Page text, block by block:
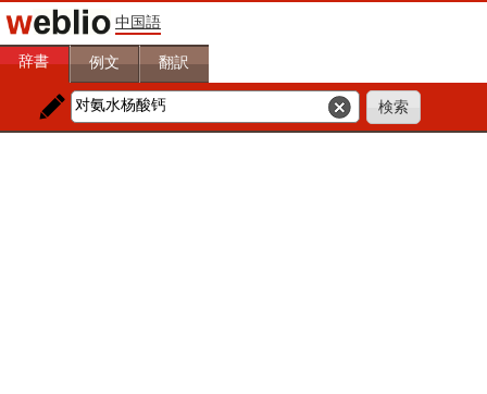
中国語
辞書 例文 翻訳